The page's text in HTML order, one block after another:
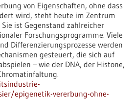
von Eigenschaften, ohne dass
wird, steht heute im Zentrum
ist Gegenstand zahlreicher
Forschungsprogramme. Viele
Differenzierungsprozesse werden
gesteuert, die sich auf
– wie der DNA, der Histone,
epigenetik-vererbung-ohne-